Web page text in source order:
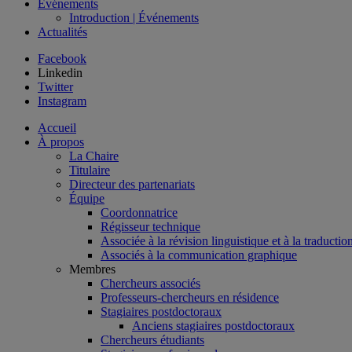
Événements
Introduction | Événements
Actualités
Facebook
Linkedin
Twitter
Instagram
Accueil
À propos
La Chaire
Titulaire
Directeur des partenariats
Équipe
Coordonnatrice
Régisseur technique
Associée à la révision linguistique et à la
Associés à la communication graphique
Membres
Chercheurs associés
Professeurs-chercheurs en résidence
Stagiaires postdoctoraux
Anciens stagiaires postdoctoraux
Chercheurs étudiants